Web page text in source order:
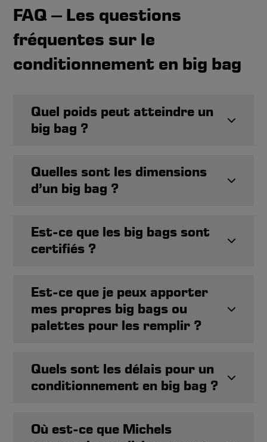
FAQ – Les questions
fréquentes sur le
conditionnement en big bag
Quel poids peut atteindre un
big bag ?
Quelles sont les dimensions
d’un big bag ?
Est-ce que les big bags sont
certifiés ?
Est-ce que je peux apporter
mes propres big bags ou
palettes pour les remplir ?
Quels sont les délais pour un
conditionnement en big bag ?
Où est-ce que Michels